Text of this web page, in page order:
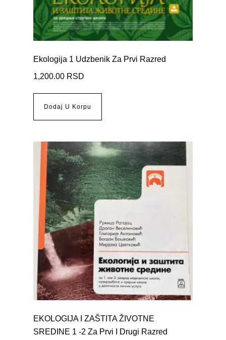
Ekologija 1 Udzbenik Za Prvi Razred
1,200.00 RSD
Dodaj U Korpu
EKOLOGIJA I ZAŠTITA ŽIVOTNE
SREDINE 1 -2 Za Prvi I Drugi Razred